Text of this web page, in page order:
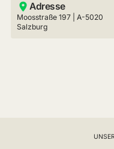
Adresse
Moosstraße 197 | A-5020
Salzburg